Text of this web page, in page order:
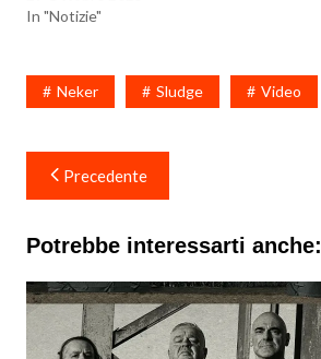
In "Notizie"
Neker Sludge Video
Navigazione
articoli
Precedente
Potrebbe interessarti anche: